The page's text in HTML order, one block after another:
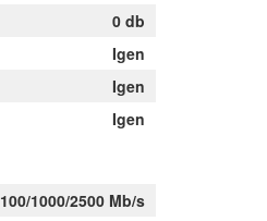
0 db
Igen
Igen
Igen
100/1000/2500 Mb/s